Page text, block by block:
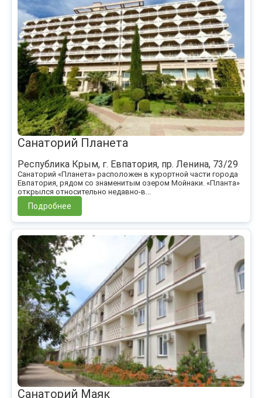
Санаторий Планета
Республика Крым, г. Евпатория, пр. Ленина, 73/29
Санаторий «Планета» расположен в курортной части города
Евпатория, рядом со знаменитым озером Мойнаки. «Планта»
открылся относительно недавно-в...
Подробнее
Санаторий Маяк